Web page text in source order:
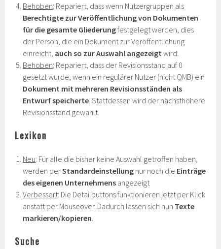
Behoben: Repariert, dass wenn Nutzergruppen als
Berechtigte zur Veröffentlichung von Dokumenten
für die gesamte Gliederungfestgelegt werden, dies
der Person, die ein Dokument zur Veröffentlichung
einreicht, auch so zur Auswahl angezeigt wird.
Behoben: Repariert, dass der Revisionsstand auf 0
gesetzt wurde, wenn ein regulärer Nutzer (nicht QMB) ein
Dokument mit mehreren Revisionsständen als
Entwurf speicherte . Stattdessen wird der nächsthöhere
Revisionsstand gewählt.
Lexikon
Neu: Für alle die bisher keine Auswahl getroffen haben,
werden perStandardeinstellung nur noch die Einträge
des eigenen Unternehmens angezeigt
Verbessert: Die Detailbuttons funktionieren jetzt per Klick
anstatt per Mouseover. Dadurch lassen sich nun Texte
markieren/kopieren
Suche